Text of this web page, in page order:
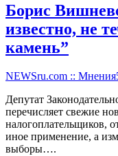
Борис
известно, не
камень”
NEWSru.com :: Мнения
Депутат
перечисляет свежие
налогоплательщиков,
иное применение, а
выборы….